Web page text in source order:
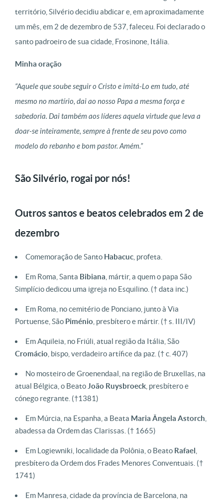
território, Silvério decidiu abdicar e, em aproximadamente
um mês, em 2 de dezembro de 537, faleceu. Foi declarado o
santo padroeiro de sua cidade, Frosinone, Itália.
Minha oração
“Aquele que soube seguir o Cristo e imitá-Lo em tudo, até
mesmo no martírio, dai ao nosso Papa a mesma força e
sabedoria. Dai também aos líderes aquela virtude que leva a
doar-se inteiramente, sempre à frente de seu povo como
modelo do rebanho e bom pastor. Amém.”
São Silvério, rogai por nós!
Outros santos e beatos celebrados em 2 de
dezembro
Comemoração de Santo Habacuc , profeta.
Em Roma, Santa Bibiana , mártir, a quem o papa São
Simplício dedicou uma igreja no Esquilino. († data inc.)
Em Roma, no cemitério de Ponciano, junto à Via
Portuense, São Piménio , presbítero e mártir. († s. III/IV)
Em Aquileia, no Friúli, atual região da Itália, São
Cromácio , bispo, verdadeiro artífice da paz. († c. 407)
No mosteiro de Groenendaal, na região de Bruxellas, na
atual Bélgica, o Beato João Ruysbroeck , presbítero e
cónego regrante. (†1381)
Em Múrcia, na Espanha, a Beata Maria Ângela Astorch
abadessa da Ordem das Clarissas. († 1665)
Em Logiewniki, localidade da Polônia, o Beato Rafael
presbítero da Ordem dos Frades Menores Conventuais. (†
1741)
Em Manresa, cidade da província de Barcelona, na